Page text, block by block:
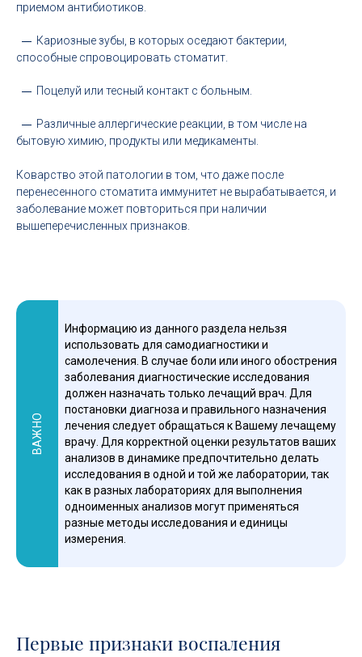
приемом антибиотиков.
Кариозные зубы, в которых оседают бактерии,
способные спровоцировать стоматит.
Поцелуй или тесный контакт с больным.
Различные аллергические реакции, в том числе на
бытовую химию, продукты или медикаменты.
Коварство этой патологии в том, что даже после
перенесенного стоматита иммунитет не вырабатывается, и
заболевание может повториться при наличии
вышеперечисленных признаков.
ВАЖНО
Информацию из данного раздела нельзя
использовать для самодиагностики и
самолечения. В случае боли или иного обострения
заболевания диагностические исследования
должен назначать только лечащий врач. Для
постановки диагноза и правильного назначения
лечения следует обращаться к Вашему лечащему
врачу. Для корректной оценки результатов ваших
анализов в динамике предпочтительно делать
исследования в одной и той же лаборатории, так
как в разных лабораториях для выполнения
одноименных анализов могут применяться
разные методы исследования и единицы
измерения.
Первые признаки воспаления